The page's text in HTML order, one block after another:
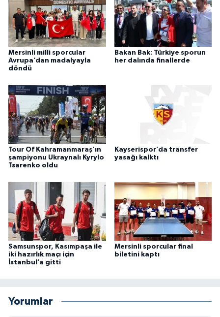
Mersinli milli sporcular
Avrupa’dan madalyayla
döndü
Bakan Bak: Türkiye sporun
her dalında finallerde
Tour Of Kahramanmaraş’ın
şampiyonu Ukraynalı Kyrylo
Tsarenko oldu
Kayserispor’da transfer
yasağı kalktı
Samsunspor, Kasımpaşa ile
iki hazırlık maçı için
İstanbul’a gitti
Mersinli sporcular final
biletini kaptı
Yorumlar